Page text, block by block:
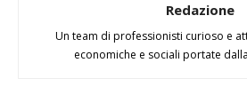
Redazione
Un team di professionisti curioso e
economiche e sociali portate